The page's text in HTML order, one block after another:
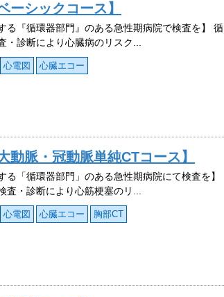
ーシックコース】
る『循環器部門』のある急性期病院で検査を】 循
・診断により心臓病のリスク...
心電図 心臓エコー
動脈・冠動脈単純CTコース】
る「循環器部門」のある急性期病院にて検査を】
査・診断により心筋梗塞のリ...
心電図 心臓エコー 胸部CT